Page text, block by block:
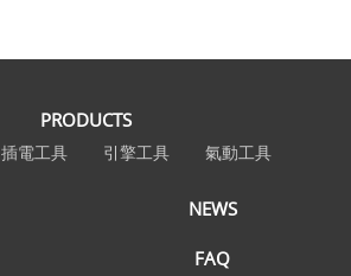
PRODUCTS
插電工具 引擎工具 氣動工具
NEWS
FAQ